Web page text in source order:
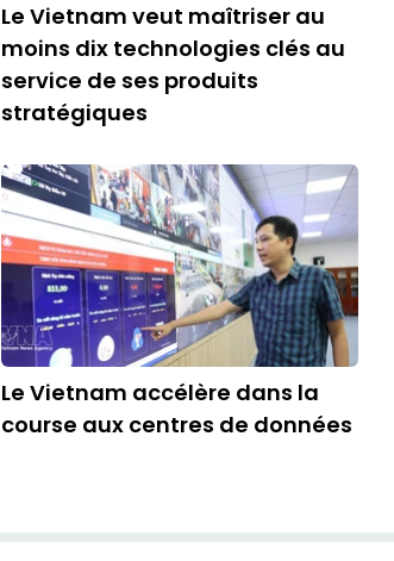
Le Vietnam veut maîtriser au
moins dix technologies clés au
service de ses produits
stratégiques
Le Vietnam accélère dans la
course aux centres de données